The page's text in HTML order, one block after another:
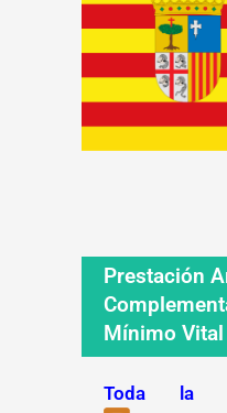
Prestación
Mínimo Vital
Toda la